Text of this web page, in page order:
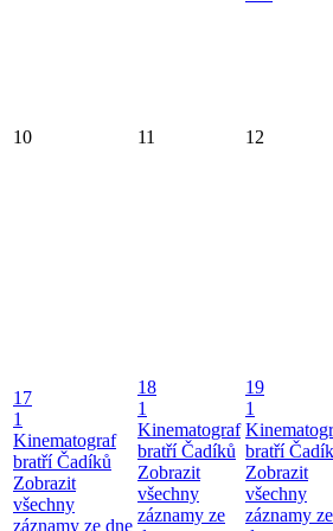
10 11 12
17
1
Kinematograf
bratří Čadíků
Zobrazit
všechny
záznamy ze dne
18
1
Kinematograf
bratří Čadíků
Zobrazit
všechny
záznamy ze
19
1
bratří
Zobrazit
všechny
záznamy ze